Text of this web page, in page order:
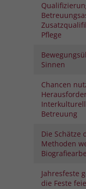
Pflege
Sinnen
Chancen
Betreuung
Die Schätze
Methoden
Jahresfeste
die Feste